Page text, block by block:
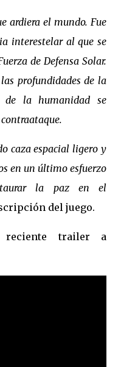
ardiera el mundo. Fue
interestelar al que se
de Defensa Solar.
profundidades de la
de la humanidad se
caza espacial ligero y
en un último esfuerzo
la paz en el
del juego.
reciente trailer a